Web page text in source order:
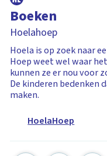
Boeken
Hoelahoep
Hoela is op zoek naar
Hoep weet wel waar
kunnen ze er nou voor
De kinderen bedenken
maken.
HoelaHoep